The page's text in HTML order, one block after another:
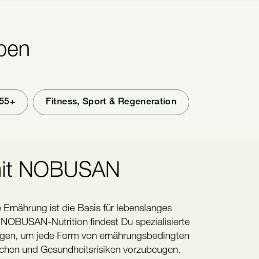
Fitness, Sport & Regeneration
NOBUSAN
ist die Basis für lebenslanges
Nutrition findest Du spezialisierte
um jede Form von ernährungsbedingten
und Gesundheitsrisiken vorzubeugen.